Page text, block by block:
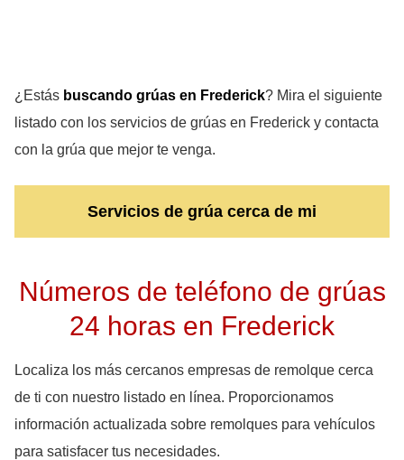
¿Estás buscando grúas en Frederick? Mira el siguiente
listado con los servicios de grúas en Frederick y contacta
con la grúa que mejor te venga.
Servicios de grúa cerca de mi
Números de teléfono de grúas
24 horas en Frederick
Localiza los más cercanos empresas de remolque cerca
de ti con nuestro listado en línea. Proporcionamos
información actualizada sobre remolques para vehículos
para satisfacer tus necesidades.